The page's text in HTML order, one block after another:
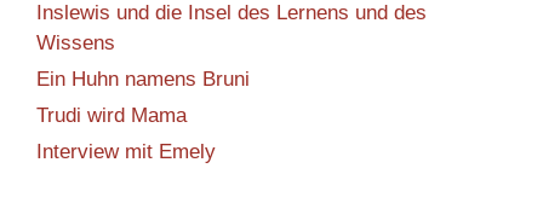
Inslewis und die Insel des Lernens und des
Wissens
Ein Huhn namens Bruni
Trudi wird Mama
Interview mit Emely